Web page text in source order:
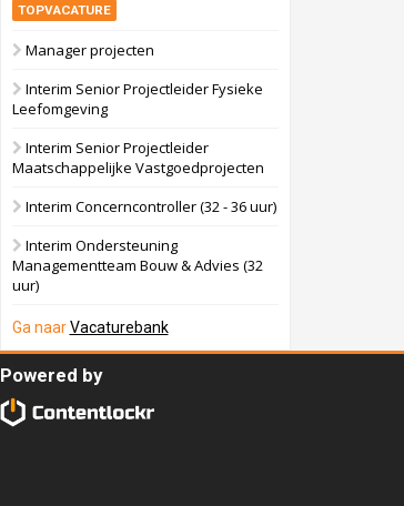
TOPVACATURE
Manager projecten
Interim Senior Projectleider Fysieke
Leefomgeving
Interim Senior Projectleider
Maatschappelijke Vastgoedprojecten
Interim Concerncontroller (32 - 36 uur)
Interim Ondersteuning
Managementteam Bouw & Advies (32
uur)
Ga naarVacaturebank
Powered by